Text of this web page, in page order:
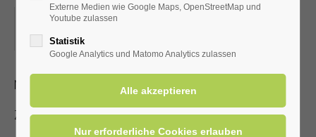
09.03.2026, 15:00
ORT: KURHALLE
Neues aus unserem Kurort für unsere Gäste
Zutritt mit Kur-/Einwohnerkarte
Externe Medien wie Google Maps, OpenStreetMap und
Youtube zulassen
Statistik
Google Analytics und Matomo Analytics zulassen